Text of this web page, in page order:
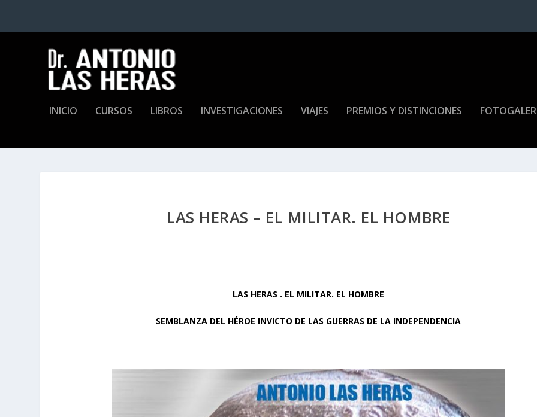
INICIO CURSOS LIBROS INVESTIGACIONES VIAJES PREMIOS Y DISTINCIONES
LAS HERAS – EL MILITAR. EL HOMBRE
LAS HERAS . EL MILITAR. EL HOMBRE
SEMBLANZA DEL HÉROE INVICTO DE LAS GUERRAS DE LA INDEPENDENCIA